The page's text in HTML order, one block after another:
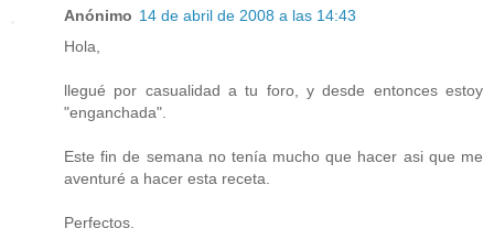
Anónimo 14 de abril de 2008 a las 14:43
Hola,
llegué por casualidad a tu foro, y desde entonces estoy
"enganchada".
Este fin de semana no tenía mucho que hacer asi que me
aventuré a hacer esta receta.
Perfectos.